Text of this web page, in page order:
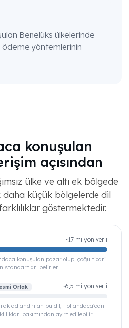
Benelüks ülkelerinde
yöntemlerinin
konuşulan
açısından
ülke ve altı ek bölgede
daha küçük bölgelerde dil
göstermektedir.
~17 milyon yerli
konuşulan pazar olup, çoğu ticari
standartları belirler.
Ortak ~6,5 milyon yerli
adlandırılan bu dil, Hollandaca'dan
bakımından ayırt edilebilir.